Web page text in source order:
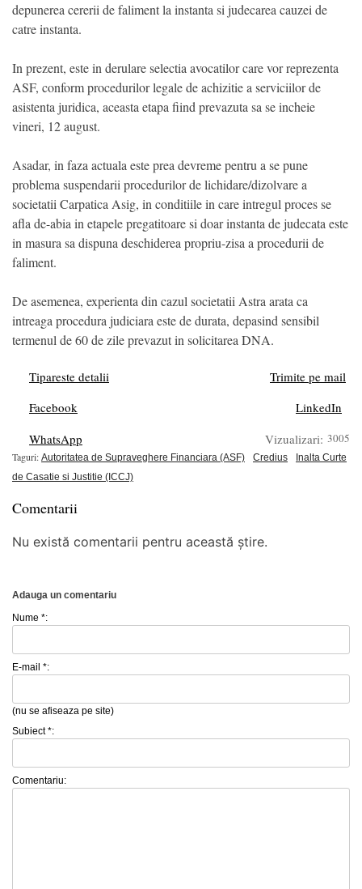
depunerea cererii de faliment la instanta si judecarea cauzei de
catre instanta.
In prezent, este in derulare selectia avocatilor care vor reprezenta
ASF, conform procedurilor legale de achizitie a serviciilor de
asistenta juridica, aceasta etapa fiind prevazuta sa se incheie
vineri, 12 august.
Asadar, in faza actuala este prea devreme pentru a se pune
problema suspendarii procedurilor de lichidare/dizolvare a
societatii Carpatica Asig, in conditiile in care intregul proces se
afla de-abia in etapele pregatitoare si doar instanta de judecata este
in masura sa dispuna deschiderea propriu-zisa a procedurii de
faliment.
De asemenea, experienta din cazul societatii Astra arata ca
intreaga procedura judiciara este de durata, depasind sensibil
termenul de 60 de zile prevazut in solicitarea DNA.
Tipareste detalii
Trimite pe mail
Facebook
LinkedIn
WhatsApp
Vizualizari: 3005
Taguri: Autoritatea de Supraveghere Financiara (ASF) Credius
Inalta Curte
de Casatie si Justitie (ICCJ)
Comentarii
Nu există comentarii pentru această știre.
Adauga un comentariu
Nume *:
E-mail *:
(nu se afiseaza pe site)
Subiect *:
Comentariu: